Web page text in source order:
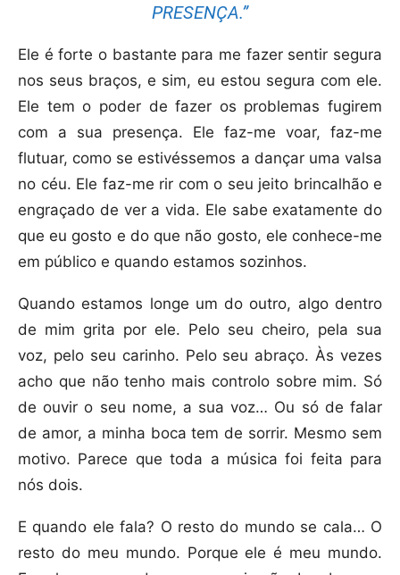
PRESENÇA.”
Ele é forte o bastante para me fazer sentir segura
nos seus braços, e sim, eu estou segura com ele.
Ele tem o poder de fazer os problemas fugirem
com a sua presença. Ele faz-me voar, faz-me
flutuar, como se estivéssemos a dançar uma valsa
no céu. Ele faz-me rir com o seu jeito brincalhão e
engraçado de ver a vida. Ele sabe exatamente do
que eu gosto e do que não gosto, ele conhece-me
em público e quando estamos sozinhos.
Quando estamos longe um do outro, algo dentro
de mim grita por ele. Pelo seu cheiro, pela sua
voz, pelo seu carinho. Pelo seu abraço. Às vezes
acho que não tenho mais controlo sobre mim. Só
de ouvir o seu nome, a sua voz… Ou só de falar
de amor, a minha boca tem de sorrir. Mesmo sem
motivo. Parece que toda a música foi feita para
nós dois.
E quando ele fala? O resto do mundo se cala… O
resto do meu mundo. Porque ele é meu mundo.